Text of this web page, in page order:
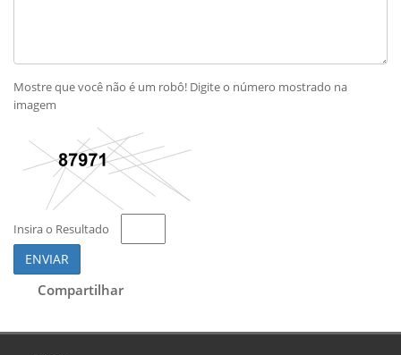
Mostre que você não é um robô! Digite o número mostrado na
imagem
Insira o Resultado
ENVIAR
Compartilhar